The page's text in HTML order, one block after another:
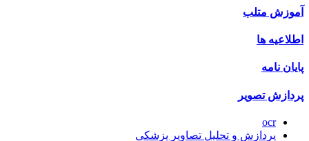
آموزش متلب
اطلاعیه ها
پایان نامه
پردازش تصویر
ocr
پردازش و تحلیل تصاویر پزشکی